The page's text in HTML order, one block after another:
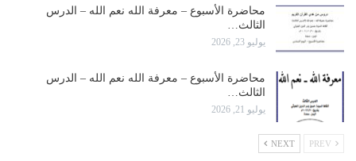
محاضرة الأسبوع – معرفة الله نعم الله – الدرس
الثالث…
يوليو 23, 2026
محاضرة الأسبوع – معرفة الله نعم الله – الدرس
الثالث…
يوليو 21, 2026
NEXT